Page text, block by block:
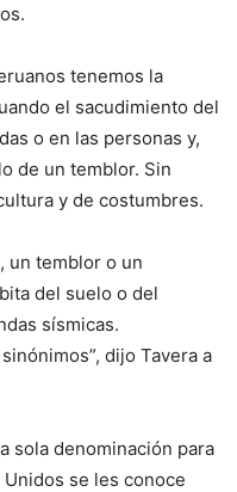
tenemos la
el sacudimiento del
o en las personas y,
de un temblor. Sin
y de costumbres.
un temblor o un
del suelo o del
sísmicas.
dijo Tavera a
sola denominación para
se les conoce